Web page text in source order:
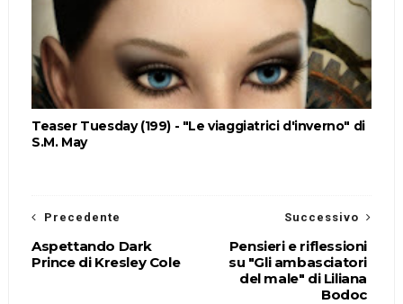
Teaser Tuesday (199) - "Le viaggiatrici d'inverno" di
S.M. May
Successivo
Pensieri e riflessioni
su "Gli ambasciatori
del male" di Liliana
Bodoc
Precedente
Aspettando Dark
Prince di Kresley Cole